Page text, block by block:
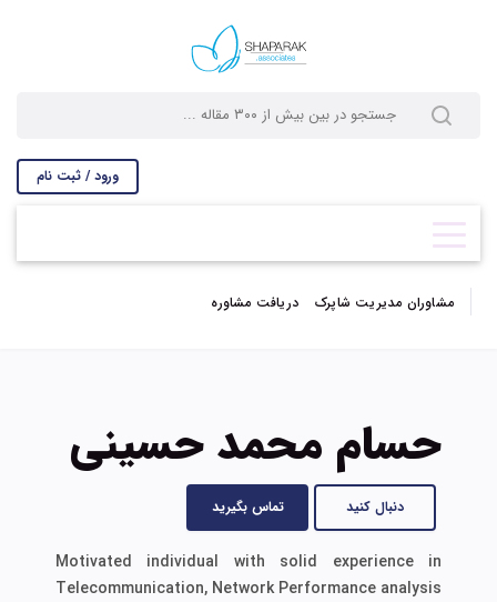
ورود / ثبت نام
مشاوران مدیریت شاپرک دریافت مشاوره
حسام محمد حسینی
دنبال کنید تماس بگیرید
Motivated individual with solid experience in
Telecommunication, Network Performance analysis